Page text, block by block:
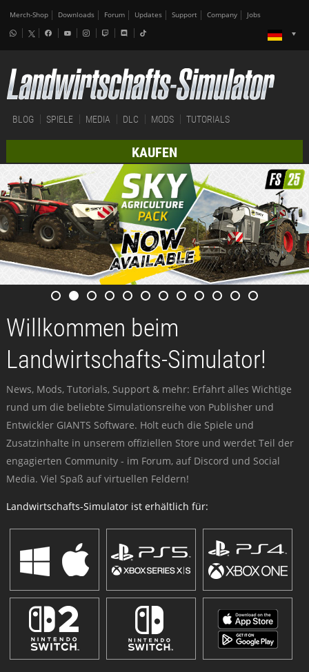
Merch-Shop Downloads Forum Updates Support Company Jobs
BLOG SPIELE MEDIA DLC MODS TUTORIALS
KAUFEN
Willkommen beim
Landwirtschafts-Simulator!
News, Mods, Tutorials, Support & mehr: Erfahrt alles Wichtige
rund um die beliebte Simulationsreihe von Publisher und
Entwickler GIANTS Software. Holt euch die Spiele und
Zusatzinhalte in unserem offiziellen Store und werdet Teil der
engagierten Community - im Forum, auf Discord und Social
Media. Viel Spaß auf virtuellen Feldern!
Landwirtschafts-Simulator ist erhältlich für: